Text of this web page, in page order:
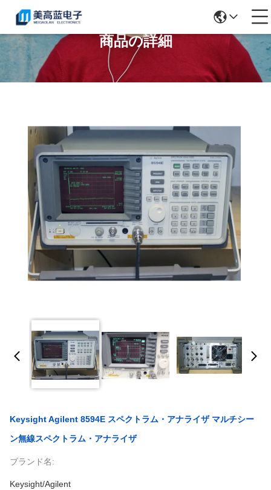
商品の詳細
Keysight Agilent 8594E スペクトラム・アナライザ マルチシー
ン無線スペクトラム・アナライザ
ブランド名:
Keysight/Agilent